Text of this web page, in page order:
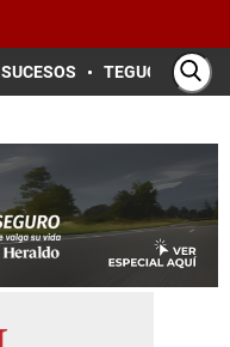
SUCESOS TEGUCIGALPA